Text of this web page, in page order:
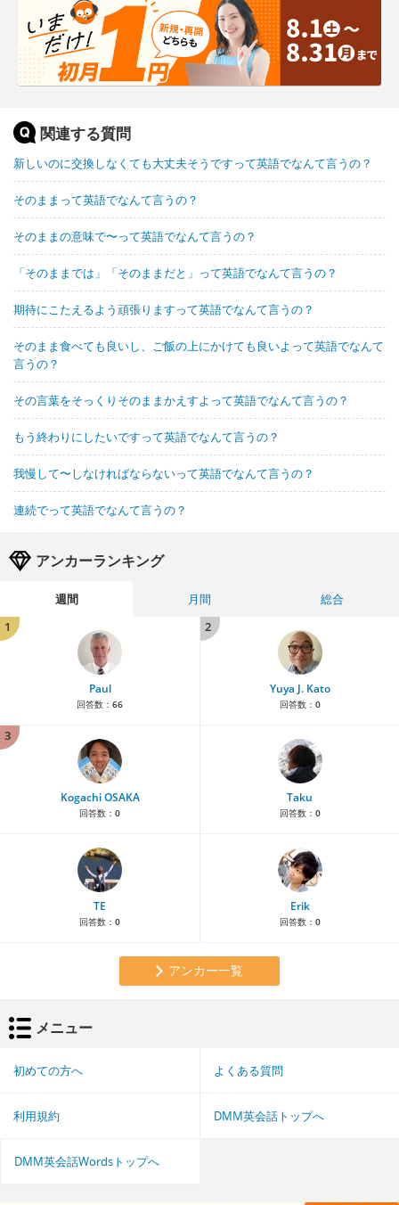
関連する質問
新しいのに交換しなくても大丈夫そうですって英語でなんて言うの？
そのままって英語でなんて言うの？
そのままの意味で〜って英語でなんて言うの？
「そのままでは」「そのままだと」って英語でなんて言うの？
期待にこたえるよう頑張りますって英語でなんて言うの？
そのまま食べても良いし、ご飯の上にかけても良いよって英語でなんて
言うの？
その言葉をそっくりそのままかえすよって英語でなんて言うの？
もう終わりにしたいですって英語でなんて言うの？
我慢して〜しなければならないって英語でなんて言うの？
連続でって英語でなんて言うの？
アンカーランキング
週間 月間
総合
1
Paul
回答数： 66
2
Yuya J. Kato
回答数： 0
3
Kogachi OSAKA
回答数： 0
Taku
回答数： 0
TE
回答数： 0
Erik
回答数： 0
アンカー一覧
メニュー
初めての方へ よくある質問
利用規約 DMM英会話トップへ
DMM英会話Wordsトップへ